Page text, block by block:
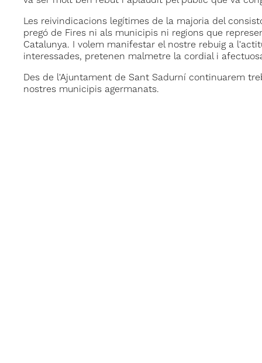
Les reivindicacions legítimes de la majoria del
pregó de Fires ni als municipis ni regions que
Catalunya. I volem manifestar el nostre rebuig a
interessades, pretenen malmetre la cordial i
Des de l'Ajuntament de Sant Sadurní continuarem
nostres municipis agermanats.